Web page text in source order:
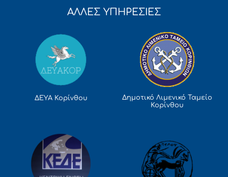
ΑΛΛΕΣ ΥΠΗΡΕΣΙΕΣ
ΔΕΥΑ Κορίνθου
Δημοτικό Λιμενικό Ταμείο
Κορίνθου